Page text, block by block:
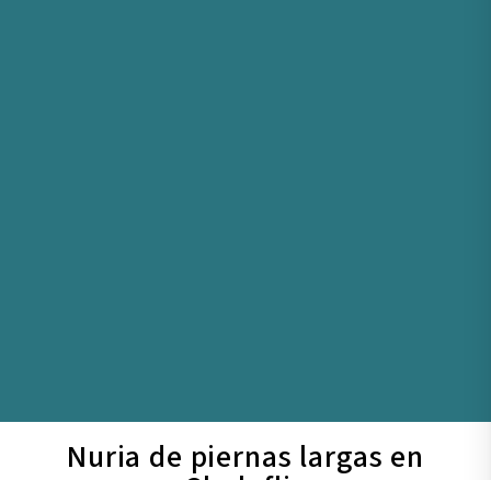
Nuria de piernas largas en